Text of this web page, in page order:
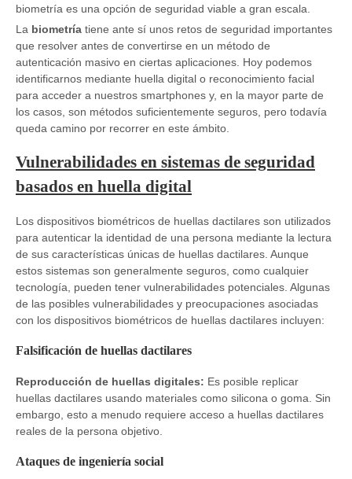
biometría es una opción de seguridad viable a gran escala.
La biometría tiene ante sí unos retos de seguridad importantes
que resolver antes de convertirse en un método de
autenticación masivo en ciertas aplicaciones. Hoy podemos
identificarnos mediante huella digital o reconocimiento facial
para acceder a nuestros smartphones y, en la mayor parte de
los casos, son métodos suficientemente seguros, pero todavía
queda camino por recorrer en este ámbito.
Vulnerabilidades en sistemas de seguridad
basados en huella digital
Los dispositivos biométricos de huellas dactilares son utilizados
para autenticar la identidad de una persona mediante la lectura
de sus características únicas de huellas dactilares. Aunque
estos sistemas son generalmente seguros, como cualquier
tecnología, pueden tener vulnerabilidades potenciales. Algunas
de las posibles vulnerabilidades y preocupaciones asociadas
con los dispositivos biométricos de huellas dactilares incluyen:
Falsificación de huellas dactilares
Reproducción de huellas digitales: Es posible replicar
huellas dactilares usando materiales como silicona o goma. Sin
embargo, esto a menudo requiere acceso a huellas dactilares
reales de la persona objetivo.
Ataques de ingeniería social